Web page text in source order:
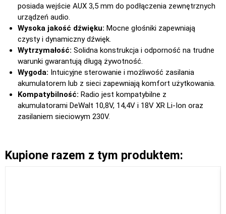
posiada wejście AUX 3,5 mm do podłączenia zewnętrznych
urządzeń audio.
Wysoka jakość dźwięku: Mocne głośniki zapewniają
czysty i dynamiczny dźwięk.
Wytrzymałość: Solidna konstrukcja i odporność na trudne
warunki gwarantują długą żywotność.
Wygoda: Intuicyjne sterowanie i możliwość zasilania
akumulatorem lub z sieci zapewniają komfort użytkowania.
Kompatybilność: Radio jest kompatybilne z
akumulatorami DeWalt 10,8V, 14,4V i 18V XR Li-Ion oraz
zasilaniem sieciowym 230V.
Kupione razem z tym produktem: